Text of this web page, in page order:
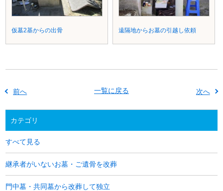
仮墓2基からの出骨 遠隔地からお墓の引越し依頼
前へ 一覧に戻る 次へ
カテゴリ
すべて見る
継承者がいないお墓・ご遺骨を改葬
門中墓・共同墓から改葬して独立